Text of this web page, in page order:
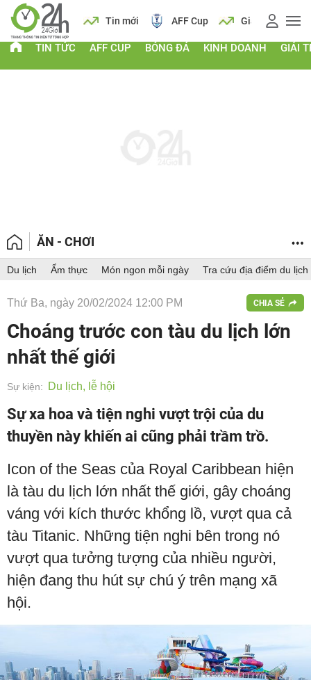
Lịch Tin mới AFF Cup Giá vàng
TIN TỨC AFF CUP BÓNG ĐÁ KINH DOANH GIẢI
ĂN - CHƠI
Du lịch Ẩm thực Món ngon mỗi ngày Tra cứu địa điểm du lịch
Thứ Ba, ngày 20/02/2024 12:00 PM CHIA SẺ
Choáng trước con tàu du lịch lớn
nhất thế giới
Sự kiện: Du lịch, lễ hội
Sự xa hoa và tiện nghi vượt trội của du
thuyền này khiến ai cũng phải trầm trồ.
Icon of the Seas của Royal Caribbean hiện
là tàu du lịch lớn nhất thế giới, gây choáng
váng với kích thước khổng lồ, vượt qua cả
tàu Titanic. Những tiện nghi bên trong nó
vượt qua tưởng tượng của nhiều người,
hiện đang thu hút sự chú ý trên mạng xã
hội.